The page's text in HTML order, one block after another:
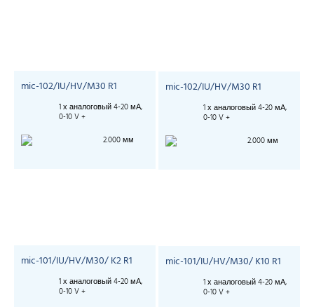
mic-102/IU/HV/M30 R1
1 х аналоговый 4-20 мА,
0-10 V +
2.000 мм
mic-102/IU/HV/M30 R1
1 х аналоговый 4-20 мА,
0-10 V +
2.000 мм
mic-101/IU/HV/M30/ K2 R1
1 х аналоговый 4-20 мА,
0-10 V +
mic-101/IU/HV/M30/ K10 R1
1 х аналоговый 4-20 мА,
0-10 V +